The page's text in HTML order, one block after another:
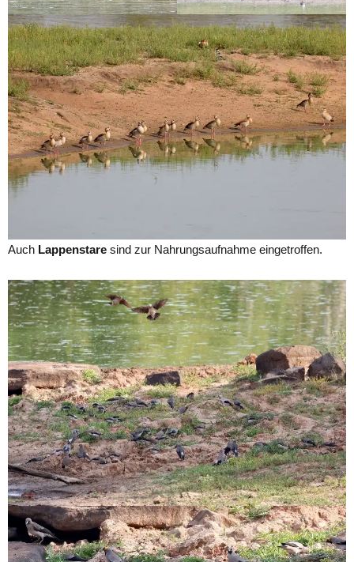
Auch Lappenstare sind zur Nahrungsaufnahme eingetroffen.